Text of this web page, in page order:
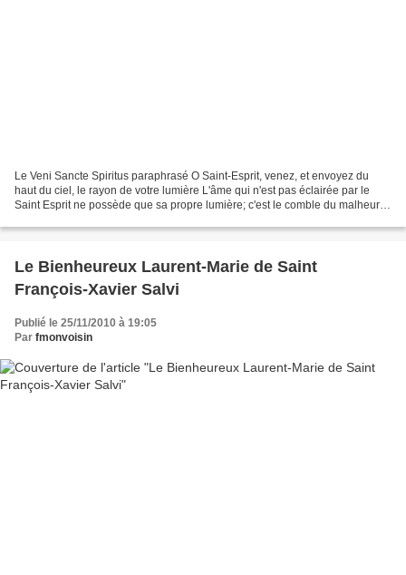
Le Veni Sancte Spiritus paraphrasé O Saint-Esprit, venez, et envoyez du
haut du ciel, le rayon de votre lumière L'âme qui n'est pas éclairée par le
Saint Esprit ne possède que sa propre lumière; c'est le comble du malheur.
Le Bienheureux Laurent-Marie de Saint
François-Xavier Salvi
Publié le 25/11/2010 à 19:05
Par fmonvoisin